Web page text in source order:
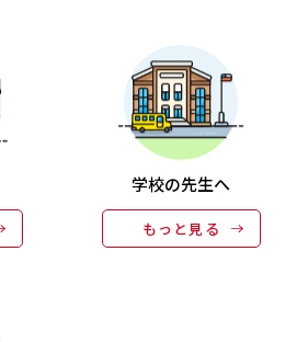
学校の先生へ
もっと見る